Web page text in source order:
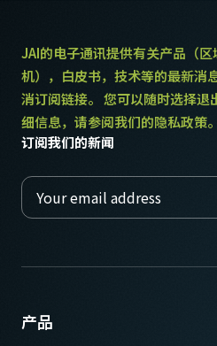
JAI的电子通讯提供有关产品（
机），白皮书，技术等的最新消
消订阅链接。 您可以随时选择退
细信息，请参阅我们的隐私政策。
订阅我们的新闻
产品